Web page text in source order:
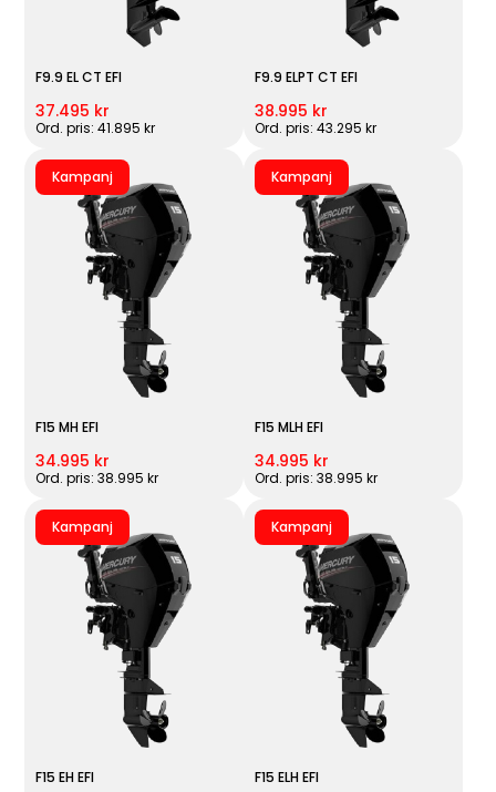
F9.9 EL CT EFI
37.495 kr
Ord. pris: 41.895 kr
F9.9 ELPT CT EFI
38.995 kr
Ord. pris: 43.295 kr
Kampanj
F15 MH EFI
34.995 kr
Ord. pris: 38.995 kr
Kampanj
F15 MLH EFI
34.995 kr
Ord. pris: 38.995 kr
Kampanj
F15 EH EFI
Kampanj
F15 ELH EFI